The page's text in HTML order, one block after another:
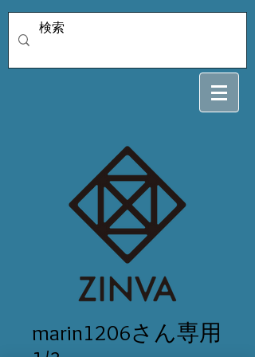
marin1206さん専用